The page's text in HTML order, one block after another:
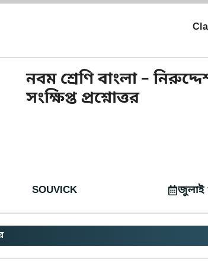
নবম শ্রেণি বাংলা –
সংক্ষিপ্ত প্রশ্নোত্তর
SOUVICK জুলাই